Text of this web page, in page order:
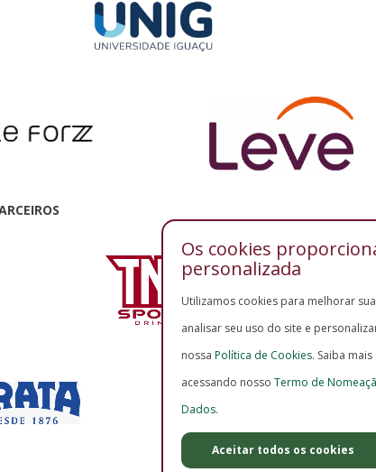
Os cookies
personalizada
Utilizamos cookies para melhorar
analisar seu uso do site e
nossa Política de Cookies. Saiba
acessando nosso Termo de
Dados.
Aceitar todos os cookies